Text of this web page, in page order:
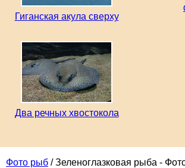
Фото рыб / Зеленоглазковая рыба -
Гиганская акула сверху
Два речных хвостокола